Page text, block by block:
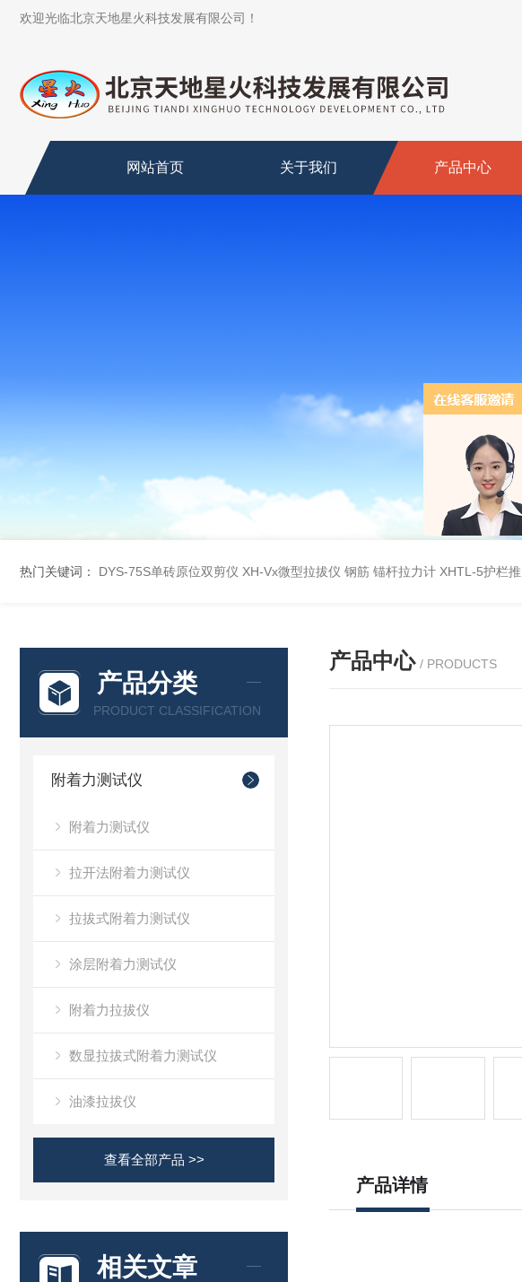
欢迎光临北京天地星火科技发展有限公司！
网站首页 关于我们 产品中心
热门关键词： DYS-75S单砖原位双剪仪 XH-Vx微型拉拔仪 钢筋 锚杆拉力计 XHTL-5护栏
产品分类
PRODUCT CLASSIFICATION
附着力测试仪
附着力测试仪
拉开法附着力测试仪
拉拔式附着力测试仪
涂层附着力测试仪
附着力拉拔仪
数显拉拔式附着力测试仪
油漆拉拔仪
查看全部产品 >>
相关文章
产品中心 / PRODUCTS
产品详情